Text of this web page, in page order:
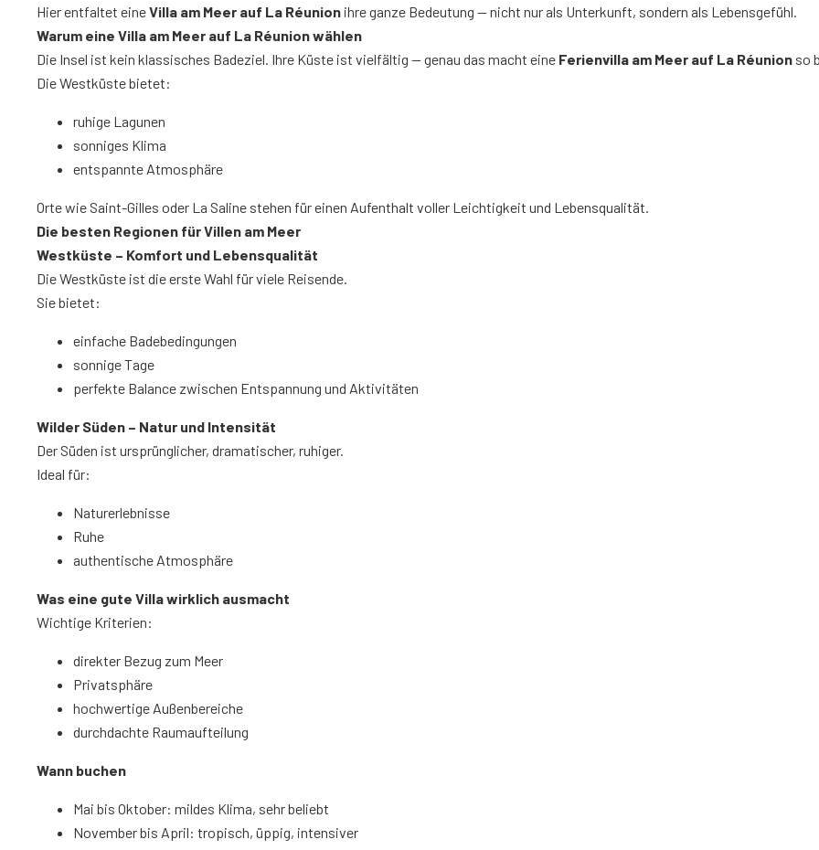
Hier entfaltet eineVilla am Meer auf La Réunion ihre ganze Bedeutung — nicht nur als Unterkunft, sondern als Lebensgefühl.
Warum eine Villa am Meer auf La Réunion wählen
Die Insel ist kein klassisches Badeziel. Ihre Küste ist vielfältig — genau das macht eine Ferienvilla am Meer auf La Réunion so
Die Westküste bietet:
ruhige Lagunen
sonniges Klima
entspannte Atmosphäre
Orte wie Saint-Gilles oder La Saline stehen für einen Aufenthalt voller Leichtigkeit und Lebensqualität.
Die besten Regionen für Villen am Meer
Westküste – Komfort und Lebensqualität
Die Westküste ist die erste Wahl für viele Reisende.
Sie bietet:
einfache Badebedingungen
sonnige Tage
perfekte Balance zwischen Entspannung und Aktivitäten
Wilder Süden – Natur und Intensität
Der Süden ist ursprünglicher, dramatischer, ruhiger.
Ideal für:
Naturerlebnisse
Ruhe
authentische Atmosphäre
Was eine gute Villa wirklich ausmacht
Wichtige Kriterien:
direkter Bezug zum Meer
Privatsphäre
hochwertige Außenbereiche
durchdachte Raumaufteilung
Wann buchen
Mai bis Oktober: mildes Klima, sehr beliebt
November bis April: tropisch, üppig, intensiver